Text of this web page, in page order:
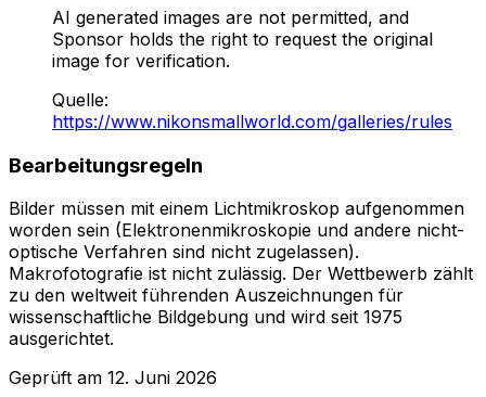
AI generated images are not permitted, and
Sponsor holds the right to request the original
image for verification.
Quelle:
https://www.nikonsmallworld.com/galleries/rules
Bearbeitungsregeln
Bilder müssen mit einem Lichtmikroskop aufgenommen
worden sein (Elektronenmikroskopie und andere nicht-
optische Verfahren sind nicht zugelassen).
Makrofotografie ist nicht zulässig. Der Wettbewerb zählt
zu den weltweit führenden Auszeichnungen für
wissenschaftliche Bildgebung und wird seit 1975
ausgerichtet.
Geprüft am 12. Juni 2026